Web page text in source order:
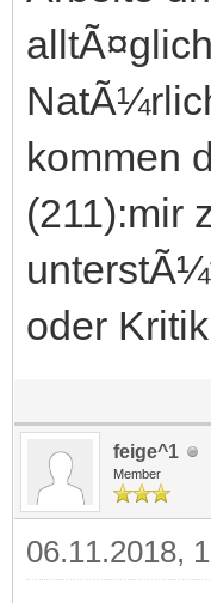
kommen
(211):mir
oder
feige^1
Member
06.11.2018,